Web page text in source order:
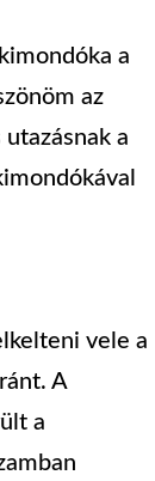
a
az
a
vele a
A
a